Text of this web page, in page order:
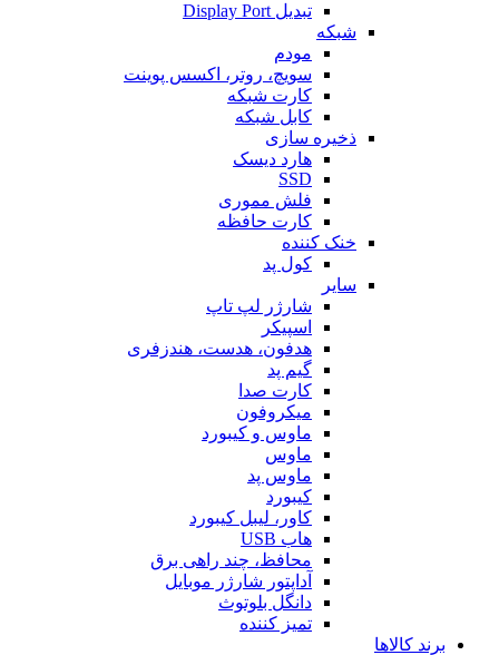
تبدیل Display Port
شبکه
مودم
سویچ، روتر، اکسس پوینت
کارت شبکه
کابل شبکه
ذخیره سازی
هارد دیسک
SSD
فلش مموری
کارت حافظه
خنک کننده
کول پد
سایر
شارژر لپ تاپ
اسپیکر
هدفون، هدست، هندزفری
گیم پد
کارت صدا
میکروفون
ماوس و کیبورد
ماوس
ماوس پد
کیبورد
کاور، لیبل کیبورد
هاب USB
محافظ، چند راهی برق
آداپتور شارژر موبایل
دانگل بلوتوث
تمیز کننده
برند کالاها